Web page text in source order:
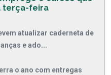
terça-feira
atualizar caderneta de
e ado...
o ano com entregas